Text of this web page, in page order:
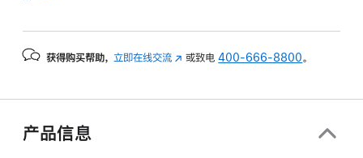
获得购买帮助， 立即在线交流 (在 或致电400-666-8800。
产品信息